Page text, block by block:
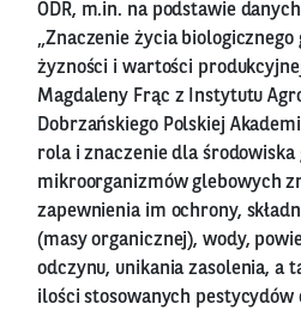
ODR, m.in. na podstawie
„Znaczenie życia
żyzności i wartości
Magdaleny Frąc z Instytutu
Dobrzańskiego Polskiej
rola i znaczenie dla środowiska
mikroorganizmów glebowych
zapewnienia im ochrony,
(masy organicznej), wody,
odczynu, unikania zasolenia, a
ilości stosowanych pestycydów